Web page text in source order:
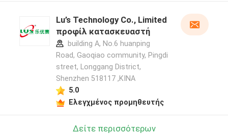
Lu’s Technology Co., Limited
προφίλ κατασκευαστή
building A, No.6 huanping
Road, Gaoqiao community, Pingdi
street, Longgang District,
Shenzhen 518117 ,ΚΙΝΑ
5.0
Ελεγχμένος προμηθευτής
Δείτε περισσότερων